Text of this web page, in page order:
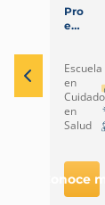
en
Bogotá
Escuela
en
Cuidado
en
Salud
Conoce